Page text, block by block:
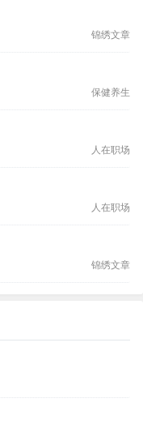
锦绣文章
保健养生
人在职场
人在职场
锦绣文章